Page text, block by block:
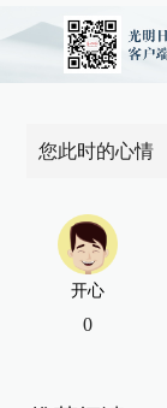
您此时的心情
开心
0